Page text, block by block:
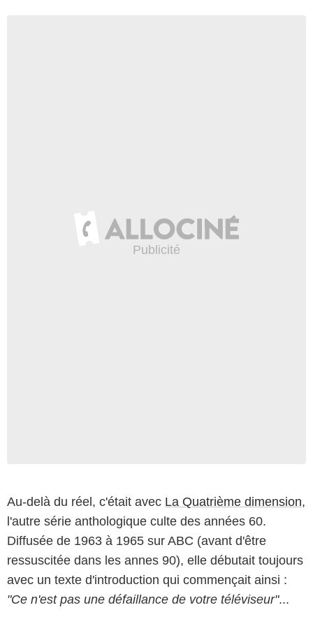
Au-delà du réel, c'était avec La Quatrième dimension,
l'autre série anthologique culte des années 60.
Diffusée de 1963 à 1965 sur ABC (avant d'être
ressuscitée dans les annes 90), elle débutait toujours
avec un texte d'introduction qui commençait ainsi :
"Ce n'est pas une défaillance de votre téléviseur"...